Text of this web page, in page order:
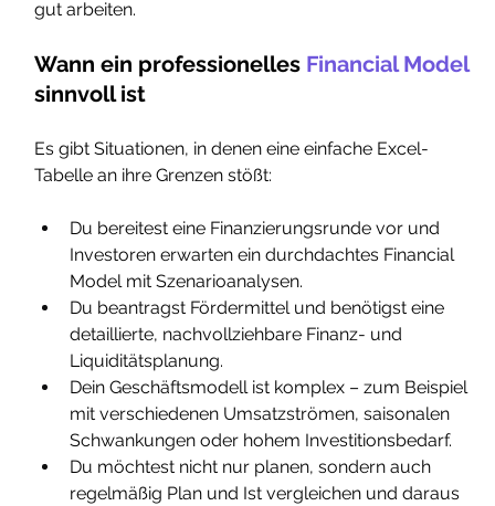
gut arbeiten.
Wann ein professionelles Financial Model
sinnvoll ist
Es gibt Situationen, in denen eine einfache Excel-
Tabelle an ihre Grenzen stößt:
Du bereitest eine Finanzierungsrunde vor und
Investoren erwarten ein durchdachtes Financial
Model mit Szenarioanalysen.
Du beantragst Fördermittel und benötigst eine
detaillierte, nachvollziehbare Finanz- und
Liquiditätsplanung.
Dein Geschäftsmodell ist komplex – zum Beispiel
mit verschiedenen Umsatzströmen, saisonalen
Schwankungen oder hohem Investitionsbedarf.
Du möchtest nicht nur planen, sondern auch
regelmäßig Plan und Ist vergleichen und daraus